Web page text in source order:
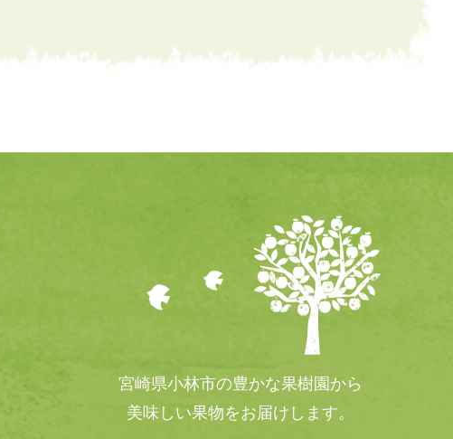
宮崎県小林市の豊かな果樹園から
美味しい果物をお届けします。